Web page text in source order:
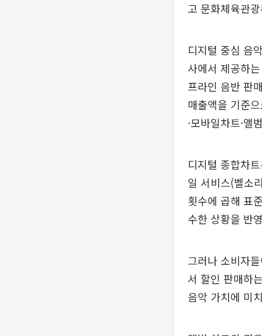
고 문화체육관
디지털 중심 음
사에서 제공하
프라인 음반 판
매출액을 기준
·모바일차트·앨
디지털 종합차
일 서비스(벨소
횟수에 곱해 표
수한 상황을 반
그러나 소비자
서 할인 판매하
음악 가치에 미